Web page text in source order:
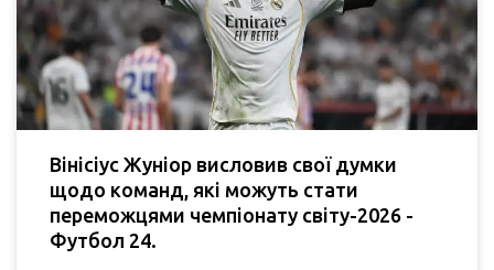
Вінісіус Жуніор висловив свої думки
щодо команд, які можуть стати
переможцями чемпіонату світу-2026 -
Футбол 24.